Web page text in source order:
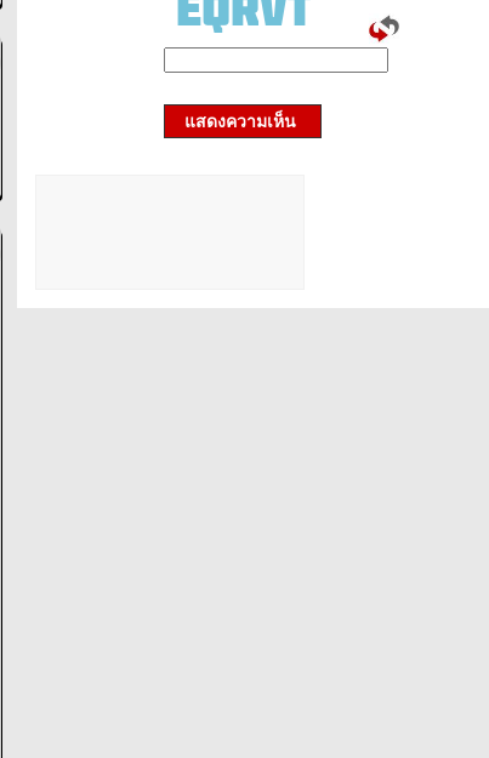
แสดงความเห็น